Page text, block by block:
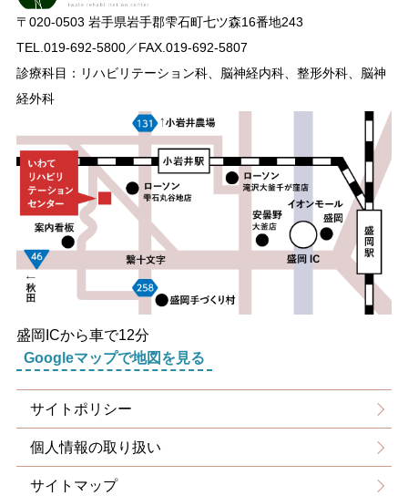
〒020-0503 岩手県岩手郡雫石町七ツ森16番地243
TEL.019-692-5800／FAX.019-692-5807
診療科目：リハビリテーション科、脳神経内科、整形外科、脳神
経外科
盛岡ICから車で12分
Googleマップで地図を見る
サイトポリシー
個人情報の取り扱い
サイトマップ